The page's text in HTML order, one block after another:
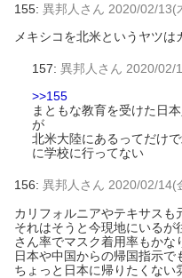
155: 異邦人さん 2020/02/13(
メキシコを北米というヤツ
157: 異邦人さん 2020/02/
>>155
まともな教育を受けた日
が
北米大陸にあるってだけ
に学校に行ってない
156: 異邦人さん 2020/02/14(
カリフォルニアやテキサスも
それはそうと今現地にいるが
さん率でマスク着用率もかな
日本や中国からの帰国指示で
ちょっと日本に帰りたくない